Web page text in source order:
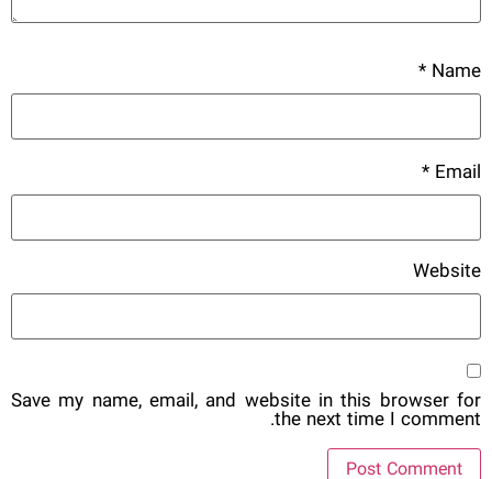
Name
*
Email
*
Website
Save my name, email, and website in this browser for
the next time I comment.